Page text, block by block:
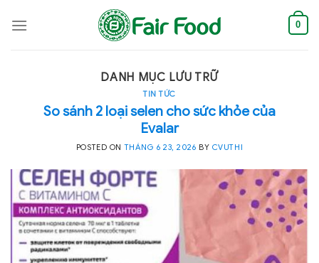
0
DANH MỤC LƯU TRỮ
TIN TỨC
So sánh 2 loại selen cho sức khỏe của
Evalar
POSTED ONTHÁNG 6 23, 2026 BY CVUTHI